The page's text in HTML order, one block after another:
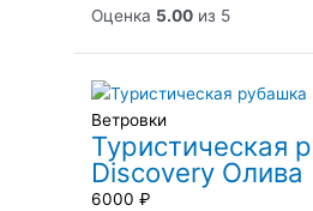
Оценка 5.00из 5
Ветровки
Туристическая
Discovery Олива
6000 ₽